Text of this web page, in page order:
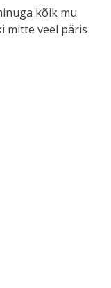
kõik mu
mitte veel päris